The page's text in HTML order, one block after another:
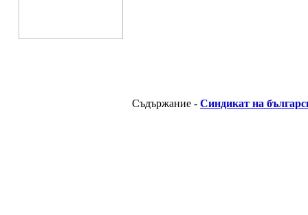
Съдържание - Синдикат на